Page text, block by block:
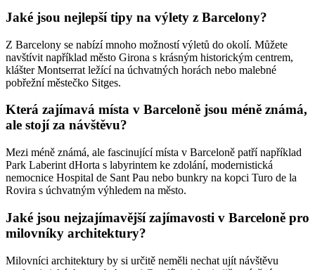
Jaké jsou nejlepší tipy na výlety z Barcelony?
Z Barcelony se nabízí mnoho možností výletů do okolí. Můžete
navštívit například město Girona s krásným historickým centrem,
klášter Montserrat ležící na úchvatných horách nebo malebné
pobřežní městečko Sitges.
Která zajímavá místa v Barceloně jsou méně známá,
ale stojí za návštěvu?
Mezi méně známá, ale fascinující místa v Barceloně patří například
Park Laberint dHorta s labyrintem ke zdolání, modernistická
nemocnice Hospital de Sant Pau nebo bunkry na kopci Turo de la
Rovira s úchvatným výhledem na město.
Jaké jsou nejzajímavější zajímavosti v Barceloně pro
milovníky architektury?
Milovníci architektury by si určitě neměli nechat ujít návštěvu